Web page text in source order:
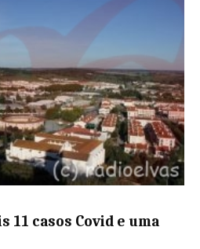
11 casos Covid e uma